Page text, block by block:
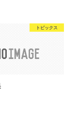
トピックス